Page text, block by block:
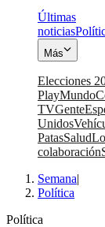
Últimas
noticias
Más
Elecciones
PlayMundo
TVGente
Unidos
PatasSalud
colaboración
Semana|
Política
Política